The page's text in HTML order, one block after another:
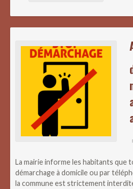
La mairie informe les habitants que
démarchage à domicile ou par
la commune est strictement